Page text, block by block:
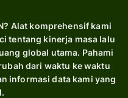
Alat komprehensif kami
tentang kinerja masa lalu
global utama. Pahami
dari waktu ke waktu
informasi data kami yang